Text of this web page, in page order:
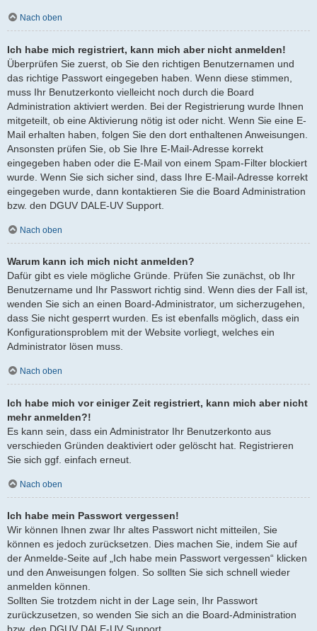
Nach oben
Ich habe mich registriert, kann mich aber nicht anmelden!
Überprüfen Sie zuerst, ob Sie den richtigen Benutzernamen und
das richtige Passwort eingegeben haben. Wenn diese stimmen,
muss Ihr Benutzerkonto vielleicht noch durch die Board
Administration aktiviert werden. Bei der Registrierung wurde Ihnen
mitgeteilt, ob eine Aktivierung nötig ist oder nicht. Wenn Sie eine E-
Mail erhalten haben, folgen Sie den dort enthaltenen Anweisungen.
Ansonsten prüfen Sie, ob Sie Ihre E-Mail-Adresse korrekt
eingegeben haben oder die E-Mail von einem Spam-Filter blockiert
wurde. Wenn Sie sich sicher sind, dass Ihre E-Mail-Adresse korrekt
eingegeben wurde, dann kontaktieren Sie die Board Administration
bzw. den DGUV DALE-UV Support.
Nach oben
Warum kann ich mich nicht anmelden?
Dafür gibt es viele mögliche Gründe. Prüfen Sie zunächst, ob Ihr
Benutzername und Ihr Passwort richtig sind. Wenn dies der Fall ist,
wenden Sie sich an einen Board-Administrator, um sicherzugehen,
dass Sie nicht gesperrt wurden. Es ist ebenfalls möglich, dass ein
Konfigurationsproblem mit der Website vorliegt, welches ein
Administrator lösen muss.
Nach oben
Ich habe mich vor einiger Zeit registriert, kann mich aber nicht
mehr anmelden?!
Es kann sein, dass ein Administrator Ihr Benutzerkonto aus
verschieden Gründen deaktiviert oder gelöscht hat. Registrieren
Sie sich ggf. einfach erneut.
Nach oben
Ich habe mein Passwort vergessen!
Wir können Ihnen zwar Ihr altes Passwort nicht mitteilen, Sie
können es jedoch zurücksetzen. Dies machen Sie, indem Sie auf
der Anmelde-Seite auf „Ich habe mein Passwort vergessen“ klicken
und den Anweisungen folgen. So sollten Sie sich schnell wieder
anmelden können.
Sollten Sie trotzdem nicht in der Lage sein, Ihr Passwort
zurückzusetzen, so wenden Sie sich an die Board-Administration